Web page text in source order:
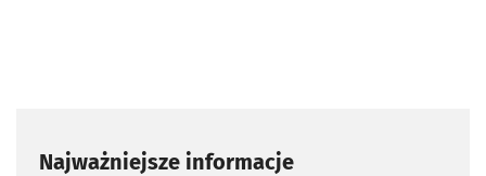
Najważniejsze informacje